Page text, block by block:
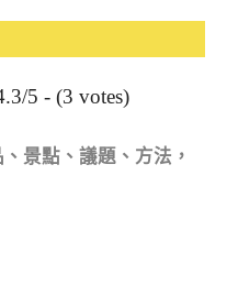
5 - (3 votes)
景點、議題、方法，